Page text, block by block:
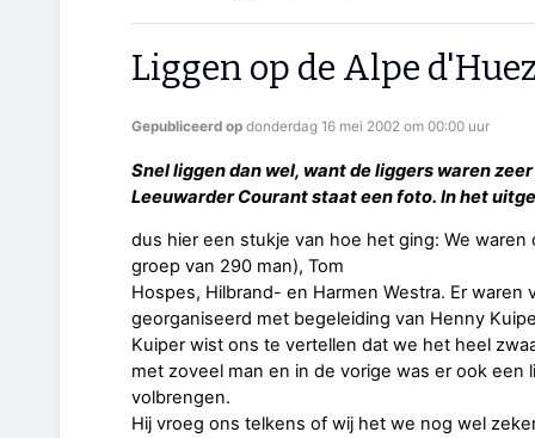
Liggen op de Alpe
Gepubliceerd op donderdag 16 mei 2002 om 00:00 uur
Snel liggen dan wel, want de liggers waren
Leeuwarder Courant staat een foto. In het
dus hier een stukje van hoe het ging: We
groep van 290 man), Tom
Hospes, Hilbrand- en Harmen Westra. Er
georganiseerd met begeleiding van Henny
Kuiper wist ons te vertellen dat we het heel
met zoveel man en in de vorige was er ook
volbrengen.
Hij vroeg ons telkens of wij het we nog wel